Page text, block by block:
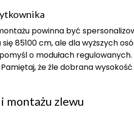
powinna być
85100 cm, ale dla wyższych
o modułach
że źle dobrana
montażu zlewu